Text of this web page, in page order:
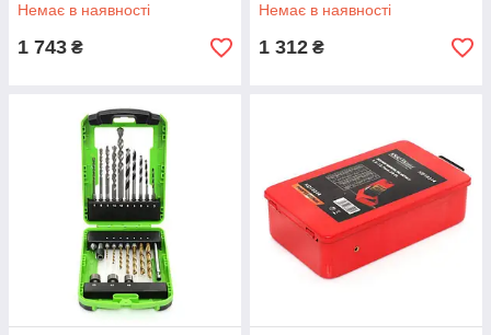
Немає в наявності
1 743 ₴
Немає в наявності
1 312 ₴